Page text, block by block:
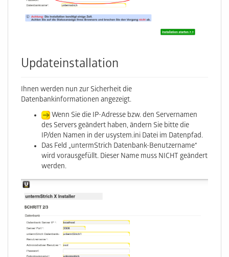
Updateinstallation
Ihnen werden nun zur Sicherheit die
Datenbankinformationen angezeigt.
Wenn Sie die IP-Adresse bzw. den Servernamen
des Servers geändert haben, ändern Sie bitte die
IP/den Namen in der usystem.ini Datei im Datenpfad.
Das Feld „untermStrich Datenbank-Benutzername“
wird vorausgefüllt. Dieser Name muss NICHT geändert
werden.